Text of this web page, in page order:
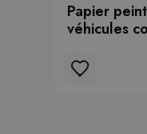
Papier
véhicules